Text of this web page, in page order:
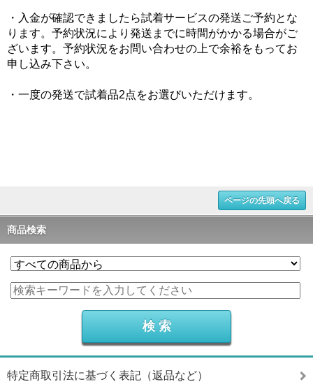
・入金が確認できましたら試着サービスの発送ご予約とな
ります。予約状況により発送までに時間がかかる場合がご
ざいます。予約状況をお問い合わせの上で余裕をもってお
申し込み下さい。
・一度の発送で試着品2点をお選びいただけます。
ページの先頭へ戻る
商品検索
特定商取引法に基づく表記（返品など）